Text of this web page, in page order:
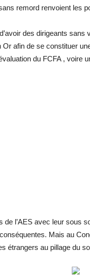
remord renvoient les
des dirigeants
Or afin de se constituer
du FCFA , voire
de l’AES avec leur sous
Mais au
étrangers au pillage du